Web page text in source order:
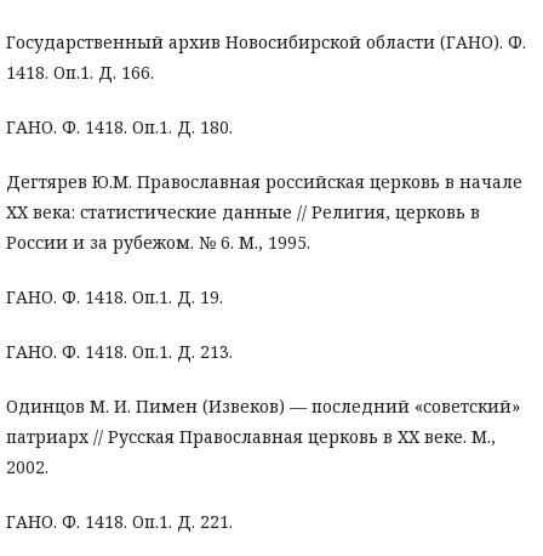
Государственный архив Новосибирской области (ГАНО). Ф.
1418. Оп.1. Д. 166.
ГАНО. Ф. 1418. Оп.1. Д. 180.
Дегтярев Ю.М. Православная российская церковь в начале
ХХ века: статистические данные // Религия, церковь в
России и за рубежом. № 6. М., 1995.
ГАНО. Ф. 1418. Оп.1. Д. 19.
ГАНО. Ф. 1418. Оп.1. Д. 213.
Одинцов М. И. Пимен (Извеков) — последний «советский»
патриарх // Русская Православная церковь в ХХ веке. М.,
2002.
ГАНО. Ф. 1418. Оп.1. Д. 221.